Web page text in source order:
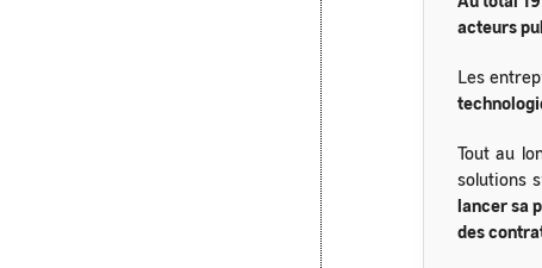
acteurs
Les
Tout au
solutions
lancer sa
des